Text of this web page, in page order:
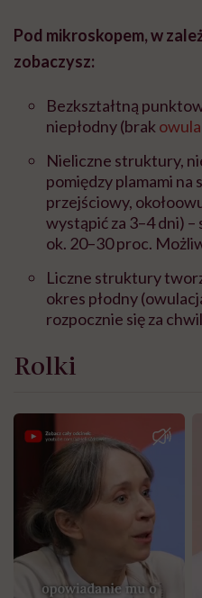
Pod mikroskopem, w
zobaczysz:
Bezkształtną
niepłodny (brak
Nieliczne struktury,
pomiędzy plamami na
przejściowy,
wystąpić za 3–4 dni) –
ok. 20–30 proc.
Liczne struktury
okres płodny
rozpocznie się za
Rolki